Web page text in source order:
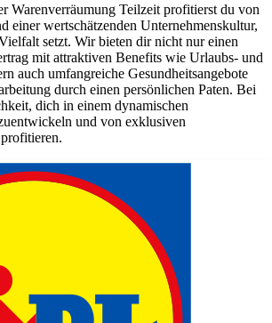
Warenverräumung Teilzeit profitierst du von
einer wertschätzenden Unternehmenskultur,
setzt. Wir bieten dir nicht nur einen
mit attraktiven Benefits wie Urlaubs- und
auch umfangreiche Gesundheitsangebote
durch einen persönlichen Paten. Bei
dich in einem dynamischen
und von exklusiven